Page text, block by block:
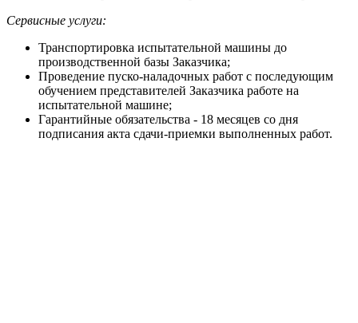
Сервисные услуги:
Транспортировка испытательной машины до
производственной базы Заказчика;
Проведение пуско-наладочных работ с последующим
обучением представителей Заказчика работе на
испытательной машине;
Гарантийные обязательства - 18 месяцев со дня
подписания акта сдачи-приемки выполненных работ.